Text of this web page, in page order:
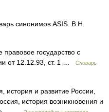
синонимов ASIS. В.Н.
государство с
от 12.12.93, ст. 1 …
Словарь
и развитие России,
история возникновения и